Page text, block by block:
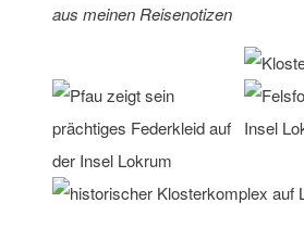
aus meinen Reisenotizen